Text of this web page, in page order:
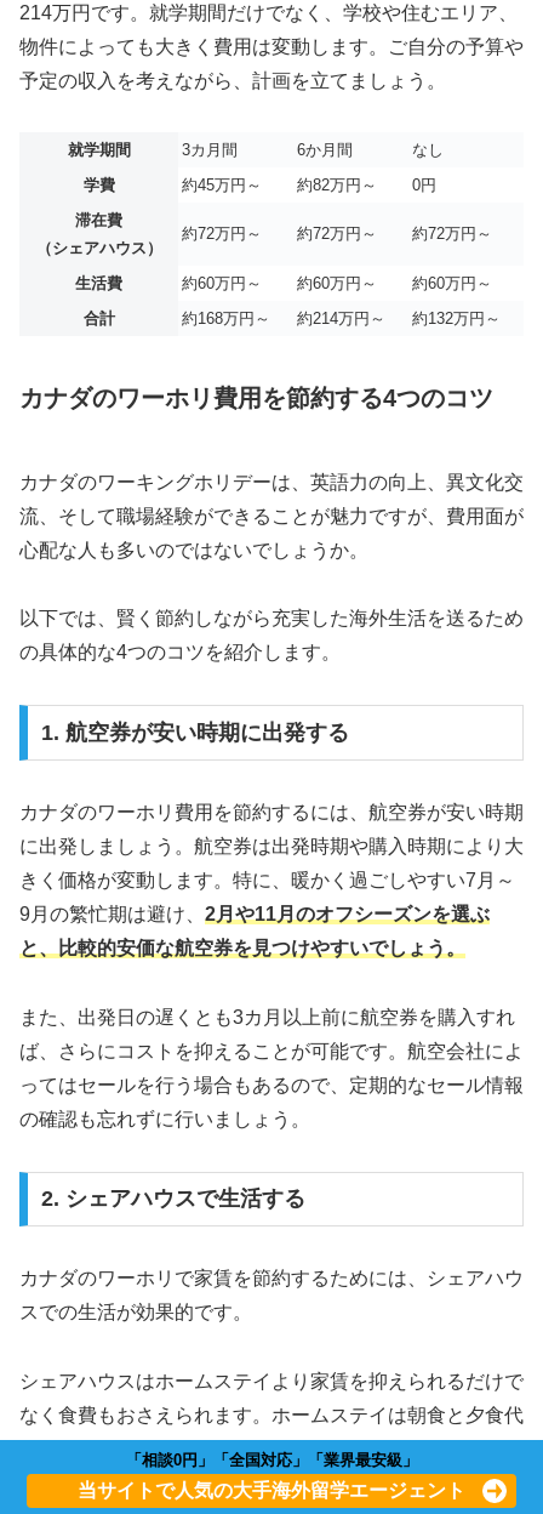
214万円です。就学期間だけでなく、学校や住むエリア、
物件によっても大きく費用は変動します。ご自分の予算や
予定の収入を考えながら、計画を立てましょう。
就学期間 3カ月間 6か月間
なし
学費
約45万円～ 約82万円～
0円
滞在費
（シェアハウス）
約72万円～ 約72万円～ 約72万円～
生活費 約60万円～ 約60万円～
約60万円～
合計
約168万円～ 約214万円～ 約132万円～
カナダのワーホリ費用を節約する4つのコツ
カナダのワーキングホリデーは、英語力の向上、異文化交
流、そして職場経験ができることが魅力ですが、費用面が
心配な人も多いのではないでしょうか。
以下では、賢く節約しながら充実した海外生活を送るため
の具体的な4つのコツを紹介します。
1. 航空券が安い時期に出発する
カナダのワーホリ費用を節約するには、航空券が安い時期
に出発しましょう。航空券は出発時期や購入時期により大
きく価格が変動します。特に、暖かく過ごしやすい7月～
9月の繁忙期は避け、 2月や11月のオフシーズンを選ぶ
と、比較的安価な航空券を見つけやすいでしょう。
また、出発日の遅くとも3カ月以上前に航空券を購入すれ
ば、さらにコストを抑えることが可能です。航空会社によ
ってはセールを行う場合もあるので、定期的なセール情報
の確認も忘れずに行いましょう。
2. シェアハウスで生活する
カナダのワーホリで家賃を節約するためには、シェアハウ
スでの生活が効果的です。
シェアハウスはホームステイより家賃を抑えられるだけで
なく食費もおさえられます。ホームステイは朝食と夕食代
が含まれていることが多いですが、シェアハウスではご自
分で食費を調整できるため、生活費の節約に効果的です。
「相談0円」「全国対応」「業界最安級」
当サイトで人気の大手海外留学エージェント